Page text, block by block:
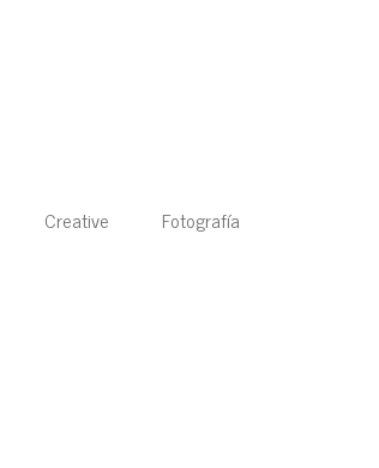
Creative Fotografía